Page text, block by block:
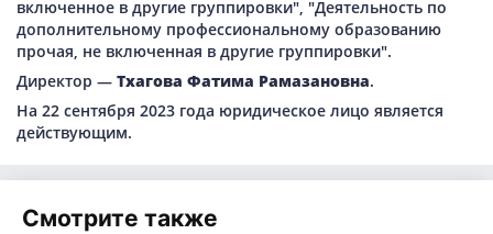
включенное в другие группировки", "Деятельность по
дополнительному профессиональному образованию
прочая, не включенная в другие группировки".
Директор — Тхагова Фатима Рамазановна.
На 22 сентября 2023 года юридическое лицо является
действующим.
Смотрите также